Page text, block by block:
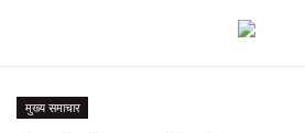
मुख्य समाचार